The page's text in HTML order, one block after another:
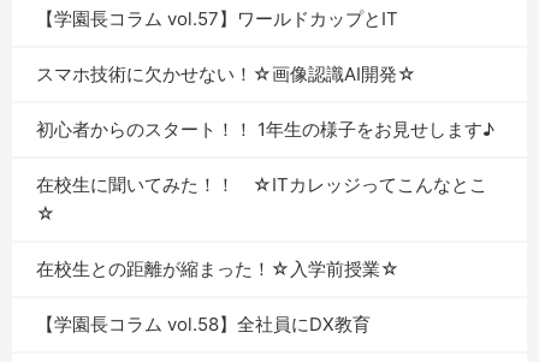
【学園長コラム vol.57】ワールドカップとIT
スマホ技術に欠かせない！☆画像認識AI開発☆
初心者からのスタート！！ 1年生の様子をお見せします♪
在校生に聞いてみた！！ ☆ITカレッジってこんなとこ
☆
在校生との距離が縮まった！☆入学前授業☆
【学園長コラム vol.58】全社員にDX教育